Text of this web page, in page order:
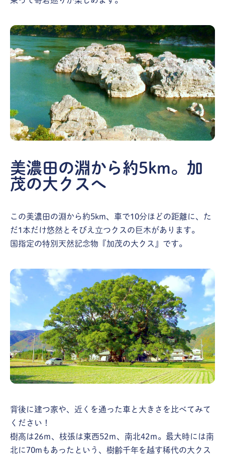
美濃田の淵から約5km。加
茂の大クスへ
この美濃田の淵から約5km、車で10分ほどの距離に、た
だ1本だけ悠然とそびえ立つクスの巨木があります。
国指定の特別天然記念物『加茂の大クス』です。
背後に建つ家や、近くを通った車と大きさを比べてみて
ください！
樹高は26ｍ、枝張は東西52ｍ、南北42ｍ。最大時には南
北に70mもあったという、樹齢千年を越す稀代の大クス